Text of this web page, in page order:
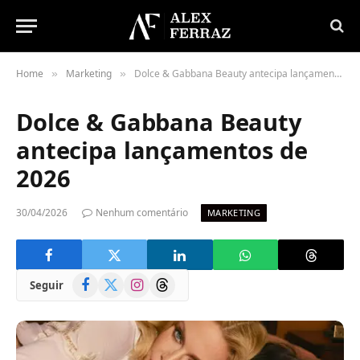
Home » Marketing » Dolce & Gabbana Beauty antecipa lançamentos de 2026
Dolce & Gabbana Beauty
antecipa lançamentos de
2026
30/04/2026 Nenhum comentário MARKETING
Seguir Facebook
(Twitter)
InstagramThreads